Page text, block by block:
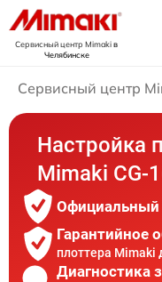
Сервисный центр Mimakiв
Челябинске
Сервисный центр
Настройка
Mimaki CG-
Официальный
Гарантийное
плоттера Mimaki
Диагностика